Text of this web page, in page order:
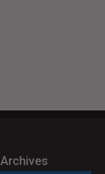
Archives